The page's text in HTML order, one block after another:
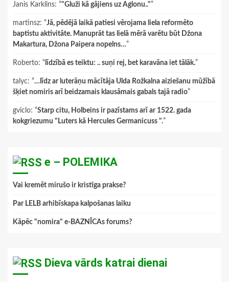
Janis Karklins: “"Gluži kā gājiens uz Aglonu.."”
martinsz: “Jā, pēdējā laikā patiesi vērojama liela reformēto
baptistu aktivitāte. Manuprāt tas lielā mērā varētu būt Džona
Makartura, Džona Paipera nopelns…”
Roberto: “ līdzībā es teiktu: .. suņi rej, bet karavāna iet tālāk.”
talyc: “…līdz ar luterāņu mācītāja Ulda Rožkalna aiziešanu mūžībā
šķiet nomiris arī beidzamais klausāmais gabals tajā radio”
gviclo: “Starp citu, Holbeins ir pazīstams arī ar 1522. gada
kokgriezumu "Luters kā Hercules Germanicuss ".”
e – POLEMIKA
Vai kremēt mirušo ir kristīga prakse?
Par LELB arhibīskapa kalpošanas laiku
Kāpēc "nomira" e-BAZNĪCAs forums?
Dieva vārds katrai dienai